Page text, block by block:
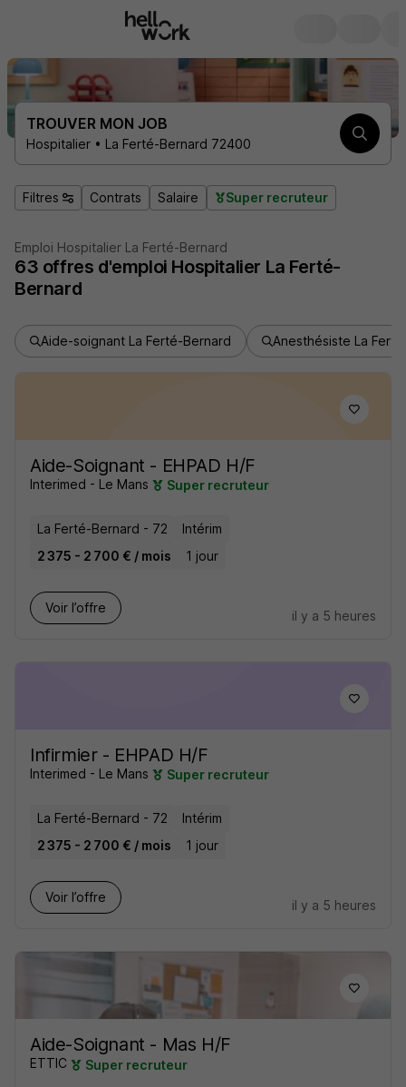
TROUVER MON JOB
Hospitalier • La Ferté-Bernard 72400
Filtres Contrats Salaire Super recruteur
Emploi Hospitalier La Ferté-Bernard
63 offres d'emploi Hospitalier La Ferté-
Bernard
Aide-soignant La Ferté-Bernard Anesthésiste La
Aide-Soignant - EHPAD H/F
Interimed - Le Mans Super recruteur
La Ferté-Bernard - 72
Intérim
2 375 - 2 700 € / mois
1 jour
Voir l’offre
il y a 5 heures
Infirmier - EHPAD H/F
Interimed - Le Mans Super recruteur
La Ferté-Bernard - 72
Intérim
2 375 - 2 700 € / mois
1 jour
Voir l’offre
il y a 5 heures
Aide-Soignant - Mas H/F
ETTIC Super recruteur